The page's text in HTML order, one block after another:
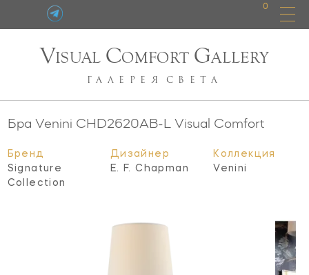
0
VISUAL COMFORT GALLERY
ГАЛЕРЕЯ СВЕТА
Бра Venini CHD2620AB-L Visual Comfort
Бренд
Signature
Collection
Дизайнер
E. F. Chapman
Коллекция
Venini